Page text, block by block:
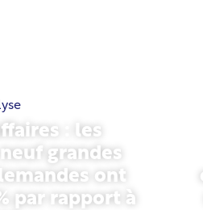
: les
grandes
ont
par rapport à